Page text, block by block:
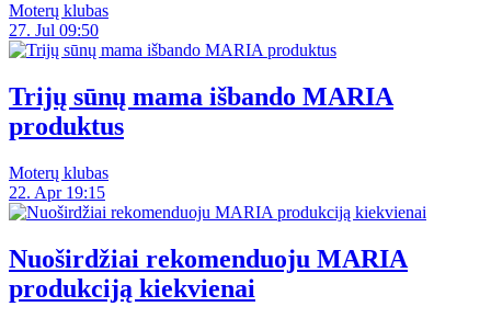
Moterų klubas
27. Jul 09:50
Trijų sūnų mama išbando MARIA
produktus
Moterų klubas
22. Apr 19:15
Nuoširdžiai rekomenduoju MARIA
produkciją kiekvienai